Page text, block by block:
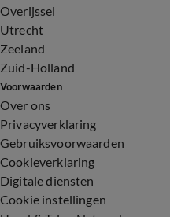
Overijssel
Utrecht
Zeeland
Zuid-Holland
Voorwaarden
Over ons
Privacyverklaring
Gebruiksvoorwaarden
Cookieverklaring
Digitale diensten
Cookie instellingen